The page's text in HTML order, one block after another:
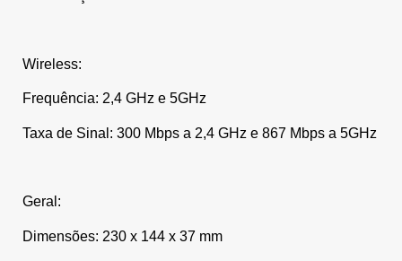
Wireless:
Frequência: 2,4 GHz e 5GHz
Taxa de Sinal: 300 Mbps a 2,4 GHz e 867 Mbps a 5GHz
Geral:
Dimensões: 230 x 144 x 37 mm